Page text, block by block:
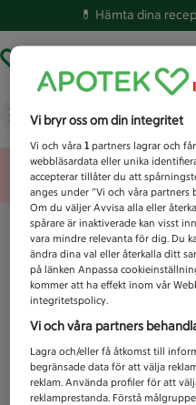
💊 Hämta dina
Vad letar du efter
Vi bryr oss om din integritet
Vi och våra1 partners lagrar och
webbläsardata eller unika
accepterar tillåter du att
anges under ”Vi och våra
Om du väljer Avvisa alla eller
spårare är inaktiverade kan visst
vara mindre relevanta för dig. Du
ändra dina val eller återkalla ditt
på länken Anpassa
kommer att ha effekt inom vår
integritetspolicy.
Vi och våra partners
Lagra och/eller få åtkomst till
begränsade data för att välja
reklam. Använda profiler för att
reklamprestanda. Förstå